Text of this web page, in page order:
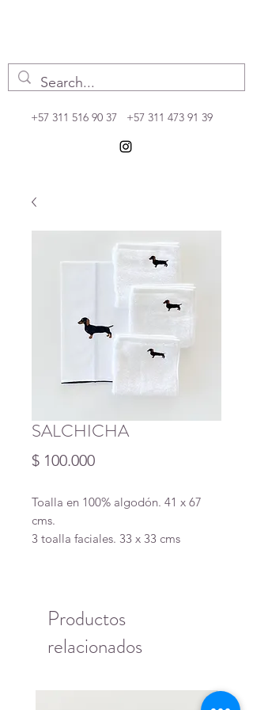
+57 311 516 90 37 +57 311 473 91 39
SALCHICHA
$ 100.000Precio
Toalla en 100% algodón. 41 x 67
cms.
3 toalla faciales. 33 x 33 cms
Productos
relacionados